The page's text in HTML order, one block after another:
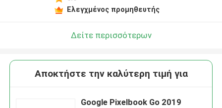
Ελεγχμένος προμηθευτής
Δείτε περισσότερων
Αποκτήστε την καλύτερη τιμή για
Google Pixelbook Go 2019